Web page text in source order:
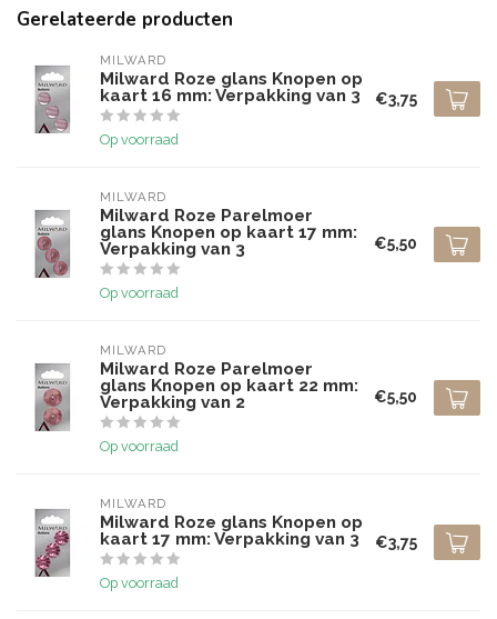
Gerelateerde producten
MILWARD
Milward Roze glans Knopen op
kaart 16 mm: Verpakking van 3
Op voorraad
€3,75
MILWARD
Milward Roze Parelmoer
glans Knopen op kaart 17 mm:
Verpakking van 3
Op voorraad
€5,50
MILWARD
Milward Roze Parelmoer
glans Knopen op kaart 22 mm:
Verpakking van 2
Op voorraad
€5,50
MILWARD
Milward Roze glans Knopen op
kaart 17 mm: Verpakking van 3
Op voorraad
€3,75